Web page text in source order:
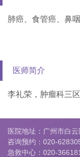
肺癌、食管癌、鼻
医师简介
李礼荣，肿瘤科三
医院地址：广州市白
咨询预约： 020-
急救中心： 020-